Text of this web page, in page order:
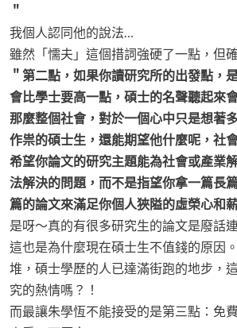
＂
我個人認同他的說法…
雖然「懦夫」這個措詞強硬了一點，但
＂第二點，如果你讀研究所的出發點，
會比學士要高一點，碩士的名聲聽起來
那麼整個社會，對於一個心中只是想著
作祟的碩士生，還能期望他什麼呢，社
希望你論文的研究主題能為社會或產業
法解決的問題，而不是指望你拿一篇長
篇的論文來滿足你個人狹隘的虛榮心和
是呀～真的有很多研究生的論文是廢話
這也是為什麼現在碩士生不值錢的原因
堆，碩士學歷的人已達滿街跑的地步，
究的熱情嗎？！
而最讓朱學恆不能接受的是第三點：免